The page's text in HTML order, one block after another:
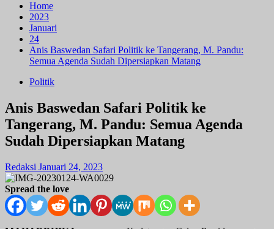
Home
2023
Januari
24
Anis Baswedan Safari Politik ke Tangerang, M. Pandu:
Semua Agenda Sudah Dipersiapkan Matang
Politik
Anis Baswedan Safari Politik ke
Tangerang, M. Pandu: Semua Agenda
Sudah Dipersiapkan Matang
Redaksi Januari 24, 2023
Spread the love